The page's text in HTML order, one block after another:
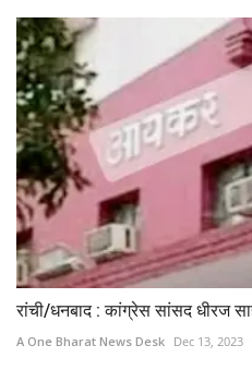
रांची/धनबाद : कांग्रेस सांसद धीरज
A One Bharat News Desk Dec 13, 2023